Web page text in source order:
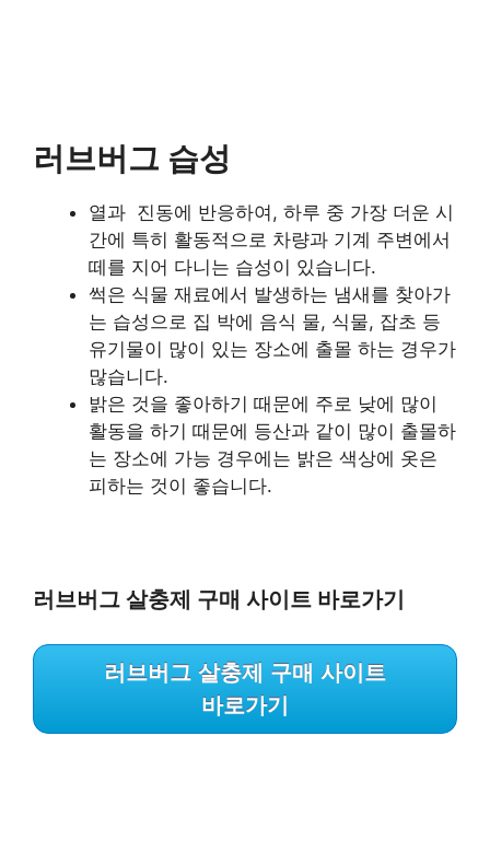
러브버그 습성
열과 진동에 반응하여, 하루 중 가장 더운 시
간에 특히 활동적으로 차량과 기계 주변에서
떼를 지어 다니는 습성이 있습니다.
썩은 식물 재료에서 발생하는 냄새를 찾아가
는 습성으로 집 박에 음식 물, 식물, 잡초 등
유기물이 많이 있는 장소에 출몰 하는 경우가
많습니다.
밝은 것을 좋아하기 때문에 주로 낮에 많이
활동을 하기 때문에 등산과 같이 많이 출몰하
는 장소에 가능 경우에는 밝은 색상에 옷은
피하는 것이 좋습니다.
러브버그 살충제 구매 사이트 바로가기
러브버그 살충제 구매 사이트
바로가기